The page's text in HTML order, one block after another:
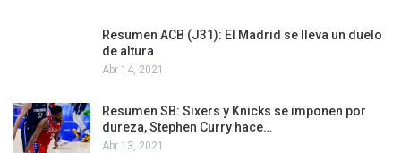
Resumen ACB (J31): El Madrid se lleva un duelo
de altura
Abr 14, 2021
Resumen SB: Sixers y Knicks se imponen por
dureza, Stephen Curry hace…
Abr 13, 2021